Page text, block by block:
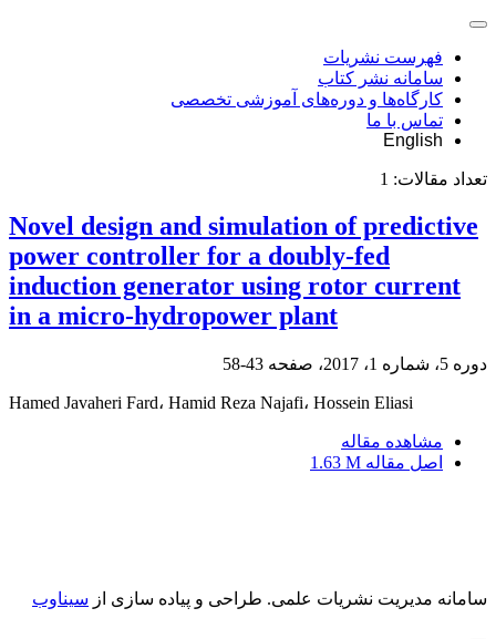
فهرست نشریات
سامانه نشر کتاب
کارگاه‌ها و دوره‌های آموزشی تخصصی
تماس با ما
English
تعداد مقالات: 1
Novel design and simulation of predictive
power controller for a doubly-fed
induction generator using rotor current
in a micro-hydropower plant
دوره 5، شماره 1، 2017، صفحه 43-58
Hamed Javaheri Fard، Hamid Reza Najafi، Hossein Eliasi
مشاهده مقاله
اصل مقاله 1.63 M
سامانه مدیریت نشریات علمی. طراحی و پیاده سازی از سیناوب